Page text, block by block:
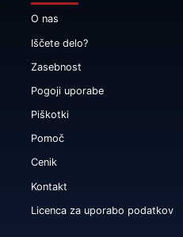
O nas
Iščete delo?
Zasebnost
Pogoji uporabe
Piškotki
Pomoč
Cenik
Kontakt
Licenca za uporabo podatkov